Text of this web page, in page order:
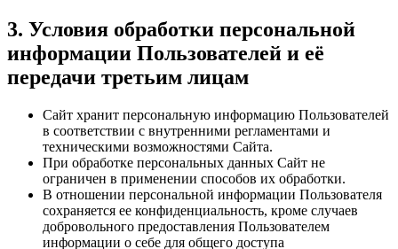
3. Условия обработки персональной
информации Пользователей и её
передачи третьим лицам
Сайт хранит персональную информацию Пользователей
в соответствии с внутренними регламентами и
техническими возможностями Сайта.
При обработке персональных данных Сайт не
ограничен в применении способов их обработки.
В отношении персональной информации Пользователя
сохраняется ее конфиденциальность, кроме случаев
добровольного предоставления Пользователем
информации о себе для общего доступа